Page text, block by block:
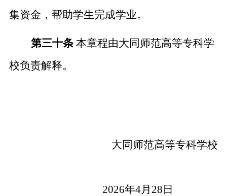
集资金，帮助学生完成学业。
第三十条 本章程由大同师范高等专科学
校负责解释。
大同师范高等专科学校
2026年4月28 日